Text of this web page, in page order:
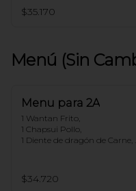
$35.170
Menú (Sin
Menu para 2A
1 Wantan Frito,
1 Chapsui Pollo,
1 Diente de dragón de Carne,
$34.720